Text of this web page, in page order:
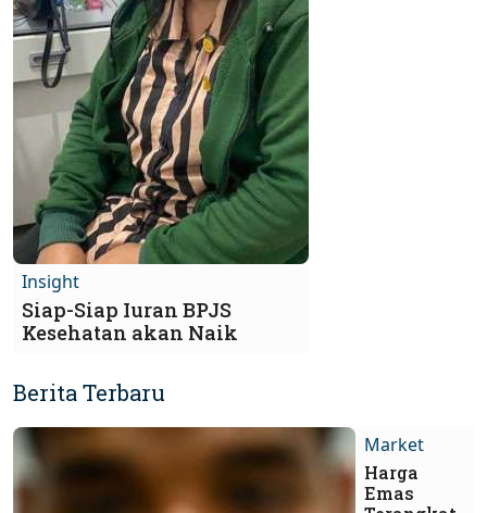
Insight
Siap-Siap Iuran BPJS
Kesehatan akan Naik
Berita Terbaru
Market
Harga
Emas